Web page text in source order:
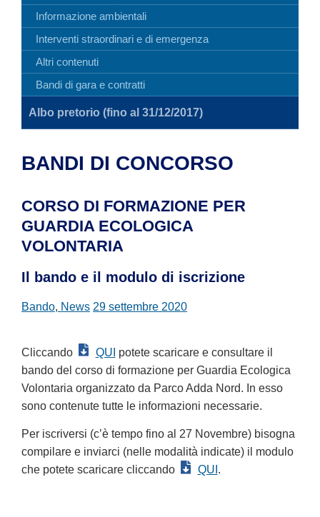
Informazione ambientali
Interventi straordinari e di emergenza
Altri contenuti
Bandi di gara e contratti
Albo pretorio (fino al 31/12/2017)
BANDI DI CONCORSO
CORSO DI FORMAZIONE PER
GUARDIA ECOLOGICA
VOLONTARIA
Il bando e il modulo di iscrizione
Bando, News 29 settembre 2020
Cliccando QUI potete scaricare e consultare il
bando del corso di formazione per Guardia Ecologica
Volontaria organizzato da Parco Adda Nord. In esso
sono contenute tutte le informazioni necessarie.
Per iscriversi (c’è tempo fino al 27 Novembre) bisogna
compilare e inviarci (nelle modalità indicate) il modulo
che potete scaricare cliccando
QUI .